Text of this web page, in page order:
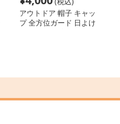
アウトドア 帽子 キャッ
プ 全方位ガード 日よけ